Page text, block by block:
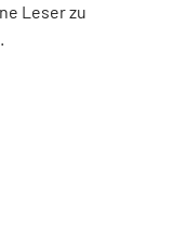
Leser zu